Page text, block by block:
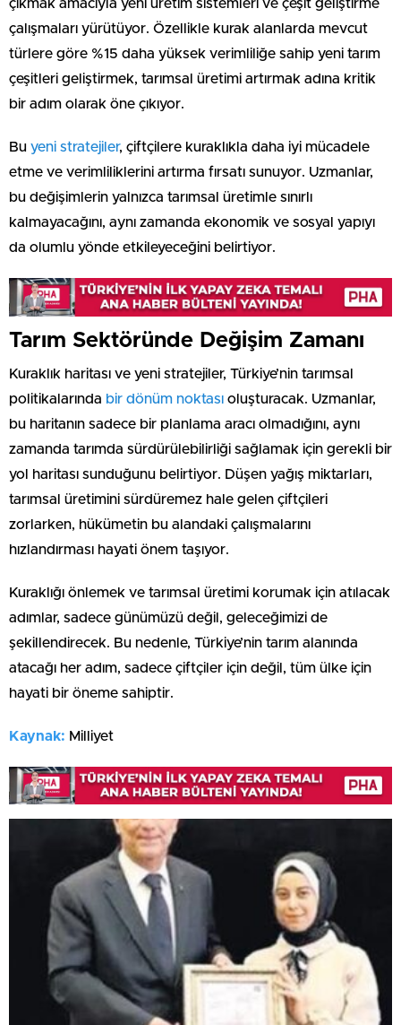
çıkmak amacıyla yeni üretim sistemleri ve çeşit geliştirme
çalışmaları yürütüyor. Özellikle kurak alanlarda mevcut
türlere göre %15 daha yüksek verimliliğe sahip yeni tarım
çeşitleri geliştirmek, tarımsal üretimi artırmak adına kritik
bir adım olarak öne çıkıyor.
Bu yeni stratejiler, çiftçilere kuraklıkla daha iyi mücadele
etme ve verimliliklerini artırma fırsatı sunuyor. Uzmanlar,
bu değişimlerin yalnızca tarımsal üretimle sınırlı
kalmayacağını, aynı zamanda ekonomik ve sosyal yapıyı
da olumlu yönde etkileyeceğini belirtiyor.
Tarım Sektöründe Değişim Zamanı
Kuraklık haritası ve yeni stratejiler, Türkiye’nin tarımsal
politikalarında bir dönüm noktası oluşturacak. Uzmanlar,
bu haritanın sadece bir planlama aracı olmadığını, aynı
zamanda tarımda sürdürülebilirliği sağlamak için gerekli bir
yol haritası sunduğunu belirtiyor. Düşen yağış miktarları,
tarımsal üretimini sürdüremez hale gelen çiftçileri
zorlarken, hükümetin bu alandaki çalışmalarını
hızlandırması hayati önem taşıyor.
Kuraklığı önlemek ve tarımsal üretimi korumak için atılacak
adımlar, sadece günümüzü değil, geleceğimizi de
şekillendirecek. Bu nedenle, Türkiye’nin tarım alanında
atacağı her adım, sadece çiftçiler için değil, tüm ülke için
hayati bir öneme sahiptir.
Kaynak: Milliyet